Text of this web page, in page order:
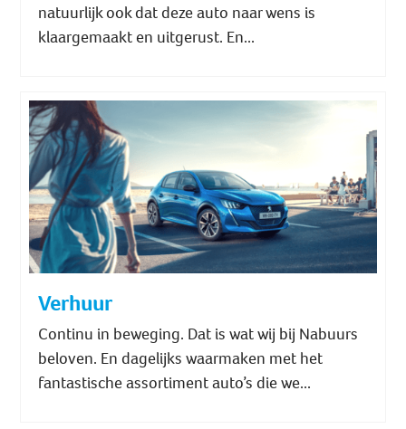
natuurlijk ook dat deze auto naar wens is
klaargemaakt en uitgerust. En...
Verhuur
Continu in beweging. Dat is wat wij bij Nabuurs
beloven. En dagelijks waarmaken met het
fantastische assortiment auto’s die we...